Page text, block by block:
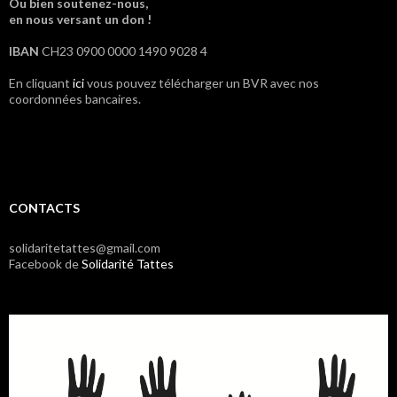
Ou bien soutenez-nous,
en nous versant un don !
IBAN CH23 0900 0000 1490 9028 4
En cliquant icivous pouvez télécharger un BVR avec nos
coordonnées bancaires.
CONTACTS
solidaritetattes@gmail.com
Facebook deSolidarité Tattes